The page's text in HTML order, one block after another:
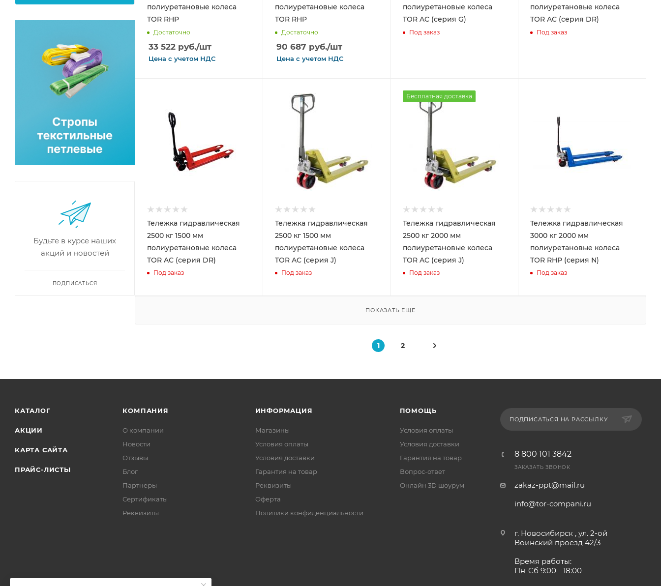
полиуретановые колеса
TOR RHP
Достаточно
33 522 руб./шт
Цена с учетом НДС
полиуретановые колеса
TOR RHP
Достаточно
90 687 руб./шт
Цена с учетомНДС
полиуретановые колеса
TOR AC (серия G)
Под заказ
полиуретановые колеса
TOR AC (серия DR)
Под заказ
Тележка гидравлическая
2500 кг 1500 мм
полиуретановые колеса
TOR AC (серия DR)
Под заказ
Тележка гидравлическая
2500 кг 1500 мм
полиуретановые колеса
TOR AC (серия J)
Под заказ
Бесплатная доставка
Тележка гидравлическая
2500 кг 2000 мм
полиуретановые колеса
TOR AC (серия J)
Под заказ
Тележка гидравлическая
3000 кг 2000 мм
полиуретановые колеса
TOR RHP (серия N)
Под заказ
ПОКАЗАТЬ ЕЩЕ
1 2
Будьте в курсе наших
акций и новостей
ПОДПИСАТЬСЯ
КАТАЛОГ
АКЦИИ
КАРТА САЙТА
ПРАЙС-ЛИСТЫ
КОМПАНИЯ
О компании
Новости
Отзывы
Блог
Партнеры
Сертификаты
Реквизиты
ИНФОРМАЦИЯ
Магазины
Условия оплаты
Условия доставки
Гарантия на товар
Реквизиты
Оферта
Политики конфиденциальности
ПОМОЩЬ
Условия оплаты
Условия доставки
Гарантия на товар
Вопрос-ответ
Онлайн 3D шоурум
ПОДПИСАТЬСЯ НА РАССЫЛКУ
8 800 101 3842
ЗАКАЗАТЬ ЗВОНОК
zakaz-ppt@mail.ru
info@tor-compani.ru
г. Новосибирск , ул. 2-ой
Воинский проезд 42/3
Время работы:
Пн-Сб 9:00 - 18:00